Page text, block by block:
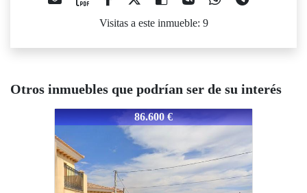
Visitas a este inmueble: 9
Otros inmuebles que podrían ser de su interés
ALMFONJE
86.600 €
2079-ALMFONJE
71.700 €